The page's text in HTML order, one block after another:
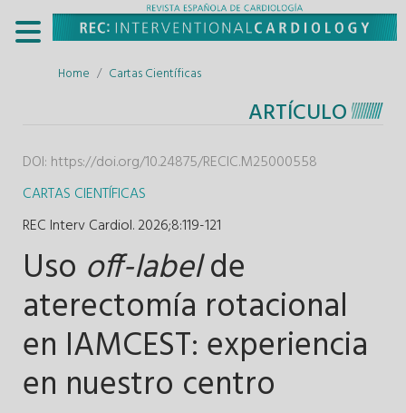
Home Cartas Científicas
ARTÍCULO
DOI: https://doi.org/10.24875/RECIC.M25000558
CARTAS CIENTÍFICAS
REC Interv Cardiol. 2026;8:119-121
Uso off-labelde
aterectomía rotacional
en IAMCEST: experiencia
en nuestro centro